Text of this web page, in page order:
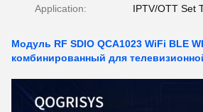
Application: IPTV/OTT Set
Модуль RF SDIO QCA1023 WiFi BLE
комбинированный для